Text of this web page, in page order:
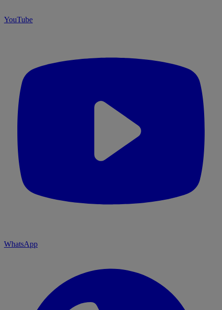
YouTube
WhatsApp